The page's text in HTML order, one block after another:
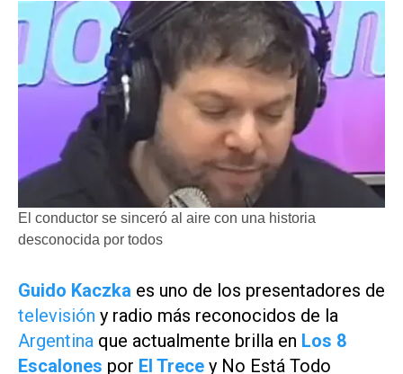
El conductor se sinceró al aire con una historia
desconocida por todos
Guido Kaczka es uno de los presentadores de
televisión y radio más reconocidos de la
Argentina que actualmente brilla en Los 8
Escalones por El Trece y No Está Todo